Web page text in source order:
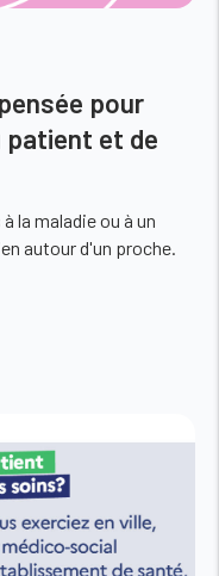
pour
patient et de
la maladie ou à un
autour d'un proche.